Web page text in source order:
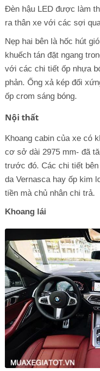
Đèn hậu LED được làm
ra thân xe với các sợi
Nẹp hai bên là hốc hút
khuếch tán đặt ngang
với các chi tiết ốp nhựa
phản. Ống xả kép đối
ốp crom sáng bóng.
Nội thất
Khoang cabin của xe có
cơ sở dài 2975 mm- đã
trước đó. Các chi tiết
da Vernasca hay ốp kim
tiền mà chủ nhân chi trả.
Khoang lái